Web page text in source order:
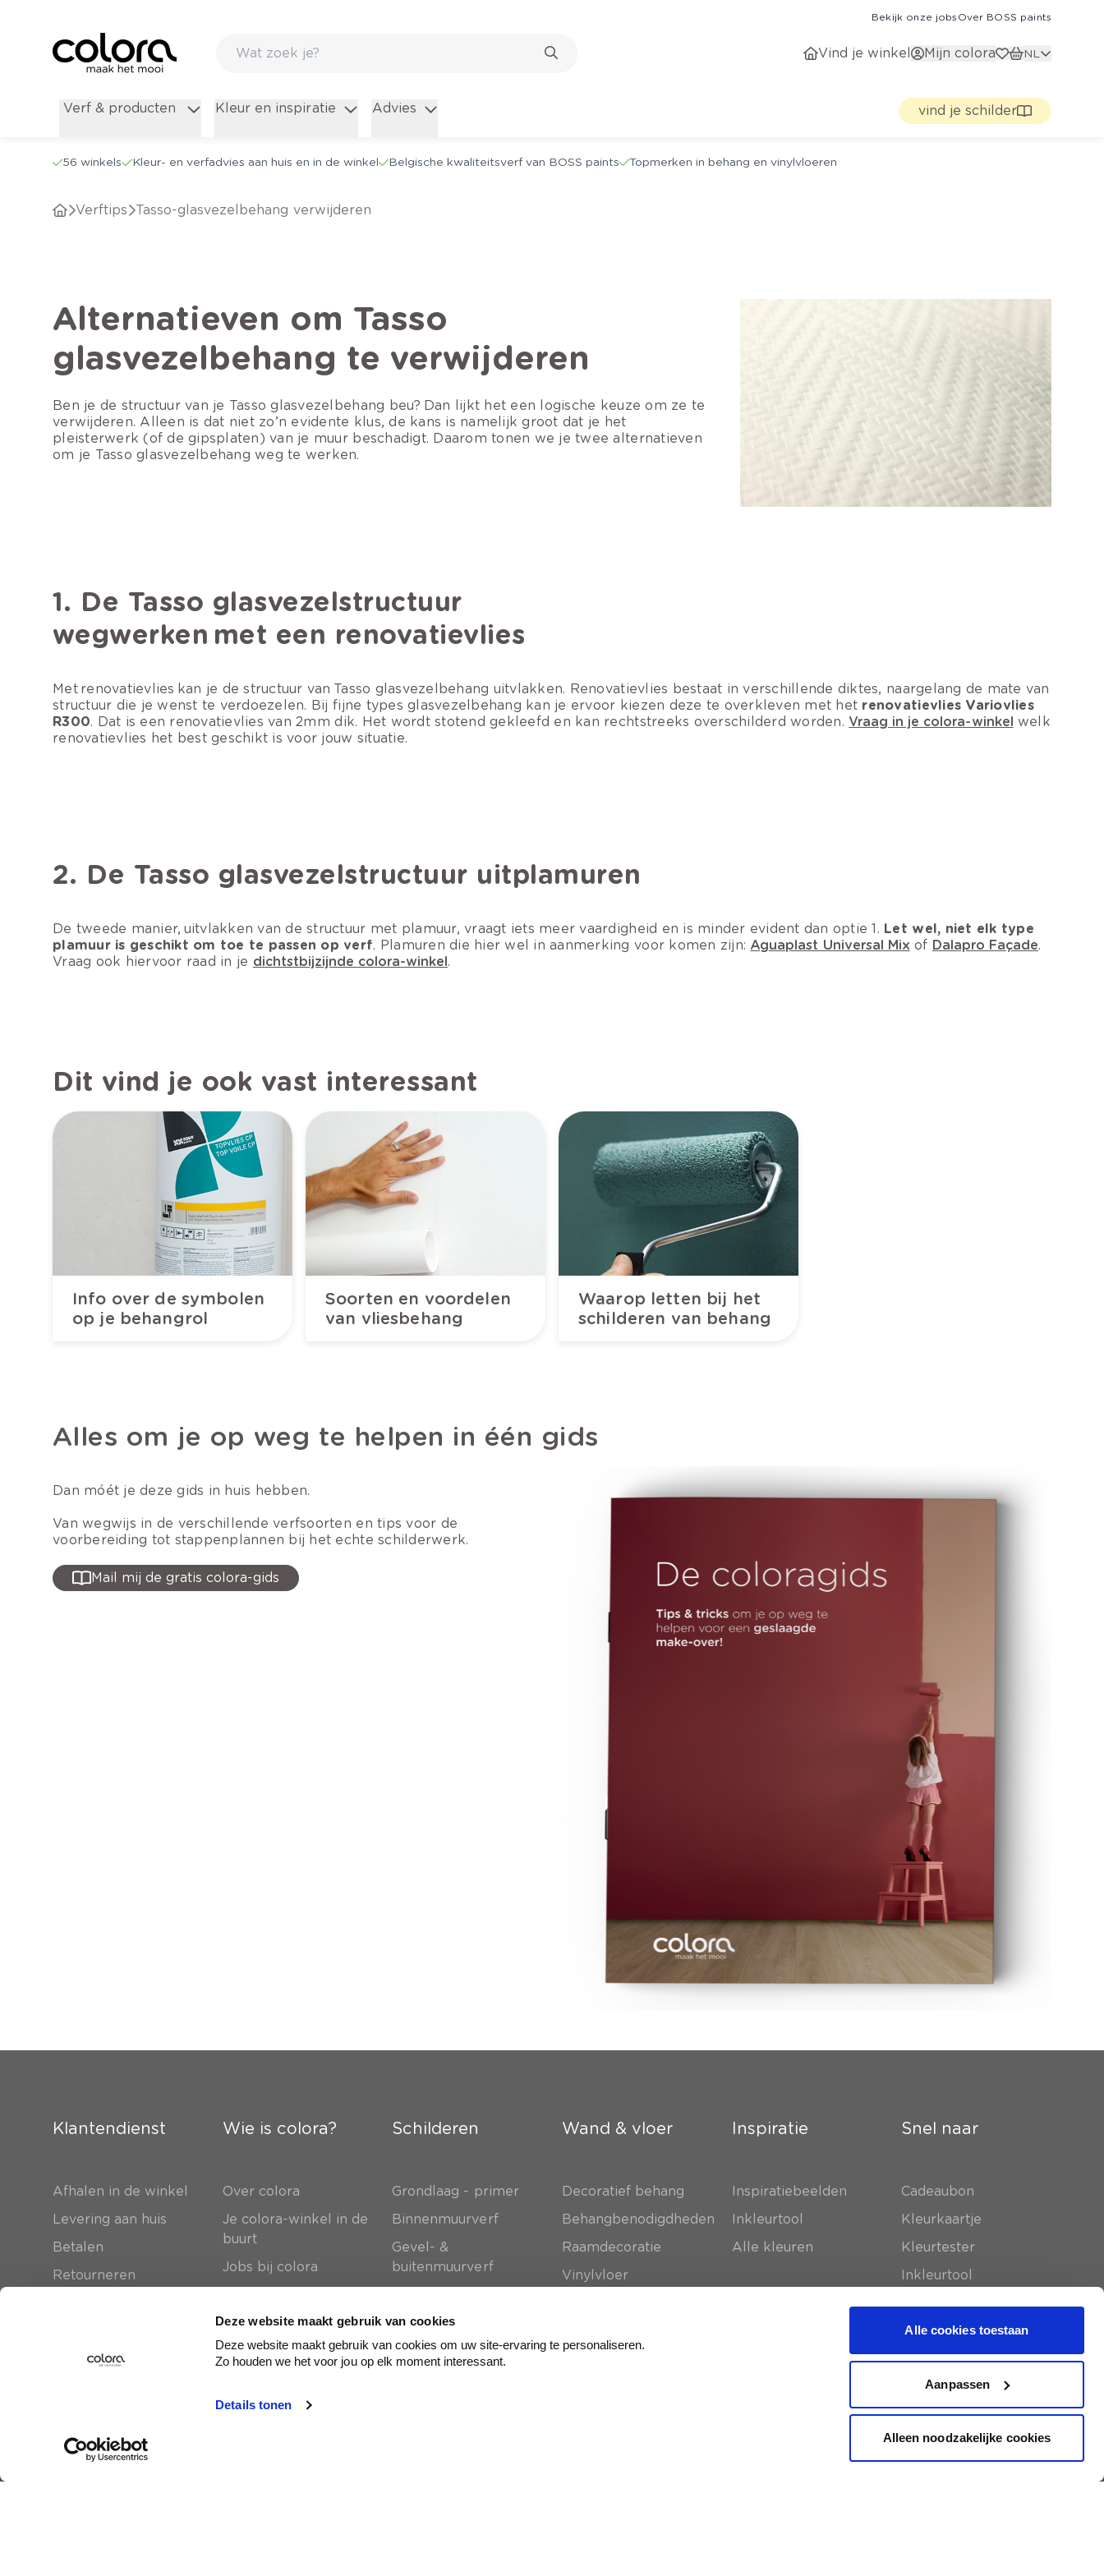
Deze website maakt gebruik van cookies
Deze website maakt gebruik van cookies om uw site-ervaring te personaliseren.
Zo houden we het voor jou op elk moment interessant.
Details tonen
Alle cookies toestaan
Aanpassen
Alleen noodzakelijke cookies
Bekijk onze jobs Over BOSS paints
Vind je winkel Mijn colora NL
Verf & producten Kleur en inspiratie Advies vind je schilder
56 winkels Kleur- en verfadvies aan huis en in de winkel Belgische kwaliteitsverf van BOSS paints Topmerken in behang en vinylvloeren
verftips Tasso-glasvezelbehang verwijderen
Alternatieven om Tasso
glasvezelbehang te verwijderen
Ben je de structuur van je Tasso glasvezelbehang beu? Dan lijkt het een logische keuze om ze te
verwijderen. Alleen is dat niet zo’n evidente klus, de kans is namelijk groot dat je het
pleisterwerk (of de gipsplaten) van je muur beschadigt. Daarom tonen we je twee alternatieven
om je Tasso glasvezelbehang weg te werken.
1. De Tasso glasvezelstructuur
wegwerken met een renovatievlies
Met renovatievlies kan je de structuur van Tasso glasvezelbehang uitvlakken. Renovatievlies bestaat in verschillende diktes, naargelang de mate van
structuur die je wenst te verdoezelen. Bij fijne types glasvezelbehang kan je ervoor kiezen deze te overkleven met het renovatievlies Variovlies
R300. Dat is een renovatievlies van 2mm dik. Het wordt stotend gekleefd en kan rechtstreeks overschilderd worden. Vraag in je colora-winkel welk
renovatievlies het best geschikt is voor jouw situatie.
2. De Tasso glasvezelstructuur uitplamuren
De tweede manier, uitvlakken van de structuur met plamuur, vraagt iets meer vaardigheid en is minder evident dan optie 1. Let wel, niet elk type
plamuur is geschikt om toe te passen op verf. Plamuren die hier wel in aanmerking voor komen zijn: Aguaplast Universal Mix of Dalapro Façade.
Vraag ook hiervoor raad in je dichtstbijzijnde colora-winkel.
Dit vind je ook vast interessant
Info over de symbolen
op je behangrol
Soorten en voordelen
van vliesbehang
Waarop letten bij het
schilderen van behang
Alles om je op weg te helpen in één gids
Dan móét je deze gids in huis hebben.
Van wegwijs in de verschillende verfsoorten en tips voor de
voorbereiding tot stappenplannen bij het echte schilderwerk.
Mail mij de gratis colora-gids
Klantendienst
Afhalen in de winkel
Levering aan huis
Betalen
Retourneren
Wie is colora?
Over colora
Je colora-winkel in de
buurt
Jobs bij colora
Schilderen
Grondlaag - primer
Binnenmuurverf
Gevel- &
buitenmuurverf
Verfbenodigdheden
Vliesbehang
Wand & vloer
Decoratief behang
Behangbenodigdheden
Raamdecoratie
Vinylvloer
Inspiratie
Inspiratiebeelden
Inkleurtool
Alle kleuren
Snel naar
Cadeaubon
Kleurkaartje
Kleurtester
Inkleurtool
En krijg 5 euro korting in je mailbox